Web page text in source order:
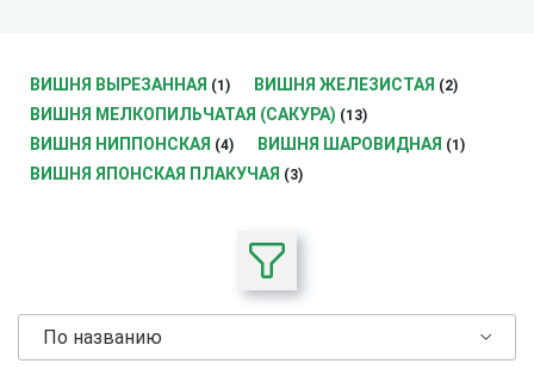
ВИШНЯ ВЫРЕЗАННАЯ (1) ВИШНЯ ЖЕЛЕЗИСТАЯ (2)
ВИШНЯ МЕЛКОПИЛЬЧАТАЯ (САКУРА) (13)
ВИШНЯ НИППОНСКАЯ (4) ВИШНЯ ШАРОВИДНАЯ (1)
ВИШНЯ ЯПОНСКАЯ ПЛАКУЧАЯ (3)
По названию